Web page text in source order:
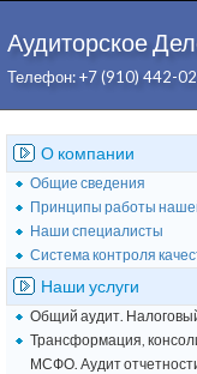
Аудиторское
Телефон: +7 (910) 442-
О компании
Общие сведения
Принципы работы
Наши специалисты
Система контроля
Наши услуги
Общий аудит.
Трансформация,
МСФО. Аудит